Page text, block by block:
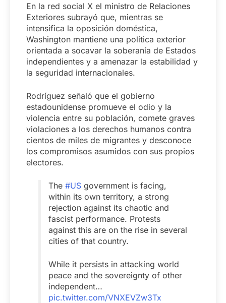
En la red social X el ministro de Relaciones
Exteriores subrayó que, mientras se
intensifica la oposición doméstica,
Washington mantiene una política exterior
orientada a socavar la soberanía de Estados
independientes y a amenazar la estabilidad y
la seguridad internacionales.
Rodríguez señaló que el gobierno
estadounidense promueve el odio y la
violencia entre su población, comete graves
violaciones a los derechos humanos contra
cientos de miles de migrantes y desconoce
los compromisos asumidos con sus propios
electores.
The #US government is facing,
within its own territory, a strong
rejection against its chaotic and
fascist performance. Protests
against this are on the rise in several
cities of that country.
While it persists in attacking world
peace and the sovereignty of other
independent…
pic.twitter.com/VNXEVZw3Tx